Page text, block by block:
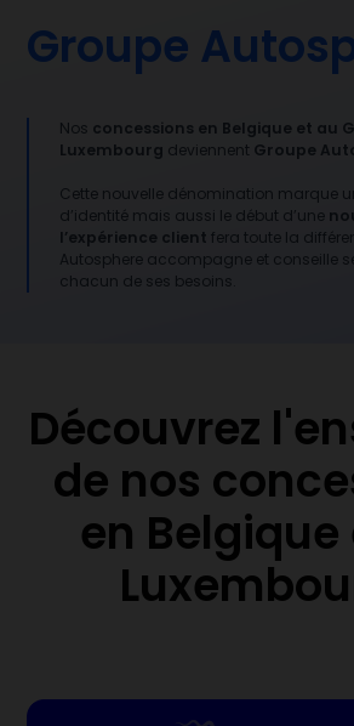
Groupe
Nos concessions en Belgique et au
Luxembourg deviennent Groupe
Cette nouvelle dénomination marque
d’identité mais aussi le début d’une
l’expérience client fera toute la
Autosphere accompagne et conseille
chacun de ses besoins.
Découvrez
de nos
en Belgique